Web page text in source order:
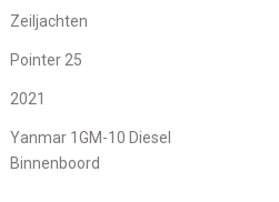
Zeiljachten
Pointer 25
2021
Yanmar 1GM-10 Diesel
Binnenboord